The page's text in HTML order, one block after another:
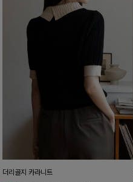
더리골지 카라니트